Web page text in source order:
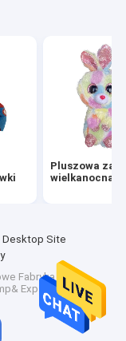
Pluszowa
wielkanocna
Desktop Site
Fabryka w
Exp Co., Ltd.. All